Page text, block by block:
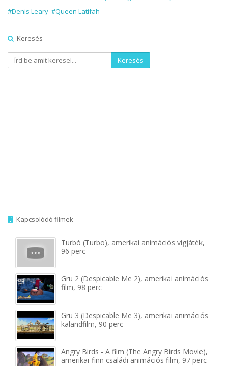
#Denis Leary #Queen Latifah
Keresés
Keresés
Kapcsolódó filmek
Turbó (Turbo), amerikai animációs vígjáték,
96 perc
Gru 2 (Despicable Me 2), amerikai animációs
film, 98 perc
Gru 3 (Despicable Me 3), amerikai animációs
kalandfilm, 90 perc
Angry Birds - A film (The Angry Birds Movie),
amerikai-finn családi animációs film, 97 perc